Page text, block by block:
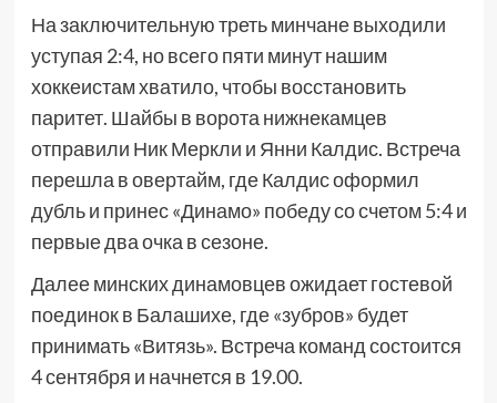
На заключительную треть минчане выходили
уступая 2:4, но всего пяти минут нашим
хоккеистам хватило, чтобы восстановить
паритет. Шайбы в ворота нижнекамцев
отправили Ник Меркли и Янни Калдис. Встреча
перешла в овертайм, где Калдис оформил
дубль и принес «Динамо» победу со счетом 5:4 и
первые два очка в сезоне.
Далее минских динамовцев ожидает гостевой
поединок в Балашихе, где «зубров» будет
принимать «Витязь». Встреча команд состоится
4 сентября и начнется в 19.00.